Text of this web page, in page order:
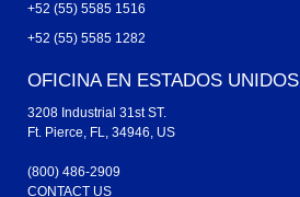
+52 (55) 5585 1516
+52 (55) 5585 1282
OFICINA EN ESTADOS UNIDOS
3208 Industrial 31st ST.
Ft. Pierce, FL, 34946, US
(800) 486-2909
CONTACT US